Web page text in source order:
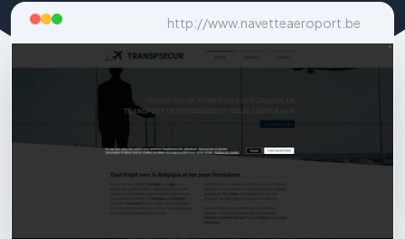
http://www.navetteaeroport.be